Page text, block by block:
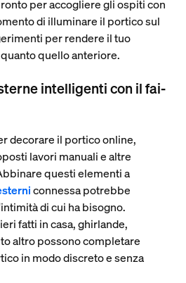
per accogliere gli ospiti con
di illuminare il portico sul
per rendere il tuo
quello anteriore.
intelligenti con il fai-
decorare il portico online,
lavori manuali e altre
questi elementi a
connessa potrebbe
di cui ha bisogno.
fatti in casa, ghirlande,
altro possono completare
in modo discreto e senza